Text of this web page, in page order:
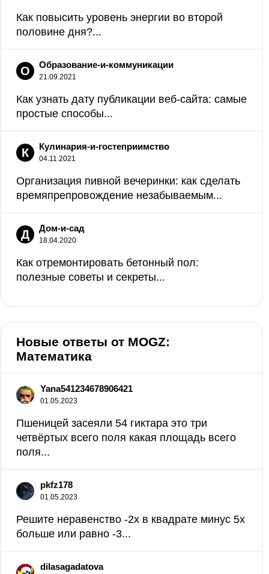
Как повысить уровень энергии во второй
половине дня?...
О Образование-и-коммуникации
21.09.2021
Как узнать дату публикации веб-сайта: самые
простые способы...
К Кулинария-и-гостеприимство
04.11.2021
Организация пивной вечеринки: как сделать
времяпрепровождение незабываемым...
Д Дом-и-сад
18.04.2020
Как отремонтировать бетонный пол:
полезные советы и секреты...
Новые ответы от MOGZ:
Математика
Yana541234678906421
01.05.2023
Пшеницей засеяли 54 гиктара это три
четвёртых всего поля какая площадь всего
поля...
pkfz178
01.05.2023
Решите неравенство -2x в квадрате минус 5x
больше или равно -3...
dilasagadatova